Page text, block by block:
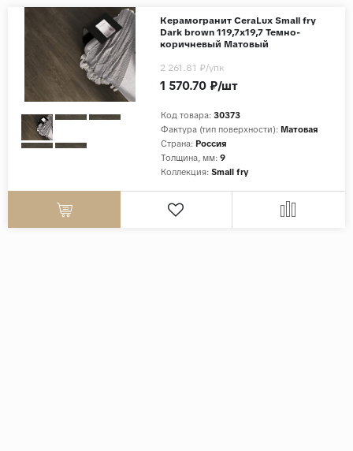
Керамогранит CeraLux Small fry
Dark brown 119,7x19,7 Темно-
коричневый Матовый
Код товара: 30373
Фактура (тип поверхности): Матовая
Страна: Россия
Толщина, мм: 9
Коллекция: Small fry
1 570.70 ₽/шт
2 261.81 ₽/упк